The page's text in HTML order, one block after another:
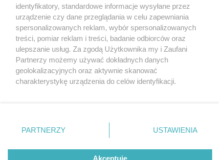
5 / 0
Nie zapomnij
zapoznać się z:
polityką prywatności regulamin korzystania z portali
Twojemiasto
Piekary Śląskie
Chorzów
Tarnowskie Góry
Gliwice
Skontakuj sięz nami
Kontakt
Wydawca
Redakcja
identyfikatory, standardowe informacje wysyłane przez
urządzenie czy dane przeglądania w celu zapewniania
spersonalizowanych reklam, wybór spersonalizowanych
treści, pomiar reklam i treści, badanie odbiorców oraz
ulepszanie usług. Za zgodą Użytkownika my i Zaufani
Partnerzy możemy używać dokładnych danych
geolokalizacyjnych oraz aktywnie skanować
charakterystykę urządzenia do celów identyfikacji.
zmienić/wycofać klikając przycisk ustawień prywatności
znajdujący się w lewym dolnym rogu strony
rodzaje przetwarzania danych nie wymagają zgody
użytkownika, ale masz prawo sprzeciwić się takiemu
PARTNERZY USTAWIENIA
Akceptuję